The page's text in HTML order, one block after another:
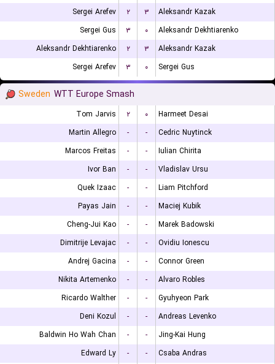
Sergei Arefev
۲ ۳
Aleksandr Kazak
Sergei Gus
۳ ۰
Aleksandr Dekhtiarenko
Aleksandr Dekhtiarenko
۲ ۳
Aleksandr Kazak
Sergei Arefev
۳ ۰ Sergei Gus
Sweden WTT Europe Smash
Tom Jarvis ۲ ۰
Harmeet Desai
Martin Allegro
- -
Cedric Nuytinck
Marcos Freitas
- -
Iulian Chirita
Ivor Ban
- -
Vladislav Ursu
Quek Izaac
- -
Liam Pitchford
Payas Jain
- -
Maciej Kubik
Cheng-Jui Kao
- -
Marek Badowski
Dimitrije Levajac
- -
Ovidiu Ionescu
Andrej Gacina
- -
Connor Green
Nikita Artemenko
- -
Alvaro Robles
Ricardo Walther
- -
Gyuhyeon Park
Deni Kozul
- -
Andreas Levenko
Baldwin Ho Wah Chan
- -
Jing-Kai Hung
Edward Ly
- - Csaba Andras